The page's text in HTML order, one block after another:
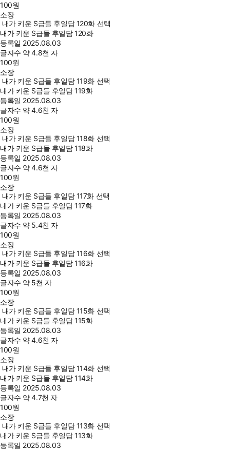
100원
소장
내가 키운 S급들 후일담 120화 선택
내가 키운 S급들 후일담 120화
등록일 2025.08.03
글자수 약 4.8천 자
100원
소장
내가 키운 S급들 후일담 119화 선택
내가 키운 S급들 후일담 119화
등록일 2025.08.03
글자수 약 4.6천 자
100원
소장
내가 키운 S급들 후일담 118화 선택
내가 키운 S급들 후일담 118화
등록일 2025.08.03
글자수 약 4.6천 자
100원
소장
내가 키운 S급들 후일담 117화 선택
내가 키운 S급들 후일담 117화
등록일 2025.08.03
글자수 약 5.4천 자
100원
소장
내가 키운 S급들 후일담 116화 선택
내가 키운 S급들 후일담 116화
등록일 2025.08.03
글자수 약 5천 자
100원
소장
내가 키운 S급들 후일담 115화 선택
내가 키운 S급들 후일담 115화
등록일 2025.08.03
글자수 약 4.6천 자
100원
소장
내가 키운 S급들 후일담 114화 선택
내가 키운 S급들 후일담 114화
등록일 2025.08.03
글자수 약 4.7천 자
100원
소장
내가 키운 S급들 후일담 113화 선택
내가 키운 S급들 후일담 113화
등록일 2025.08.03